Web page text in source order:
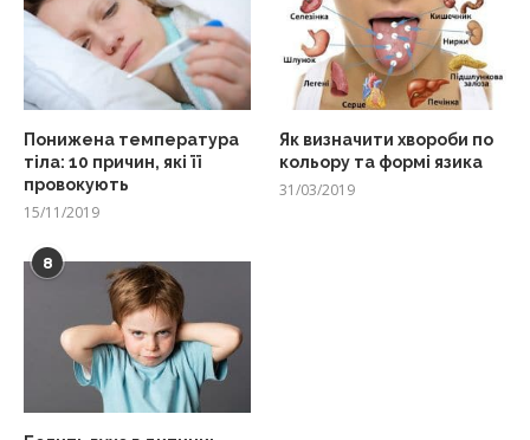
Понижена температура
тіла: 10 причин, які її
провокують
15/11/2019
Як визначити хвороби по
кольору та формі язика
31/03/2019
8